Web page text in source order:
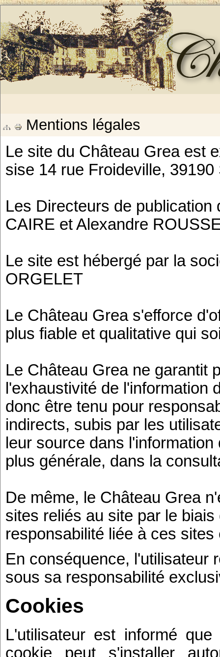
Mentions légales
Le site du Château Grea est
sise 14 rue Froideville,
Les Directeurs de
CAIRE et Alexandre
Le site est hébergé par la
ORGELET
Le Château Grea s'efforce
plus fiable et qualitative qui
Le Château Grea ne garantit
l'exhaustivité de l'information
donc être tenu pour
indirects, subis par les
leur source dans
plus générale, dans la
De même, le Château Grea
sites reliés au site par le
responsabilité liée à ces
En conséquence, l'utilisateur
sous sa responsabilité
Cookies
L'utilisateur est informé
cookie peut s'installer